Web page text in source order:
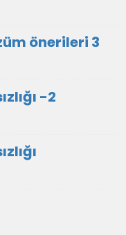
önerileri 3
-2